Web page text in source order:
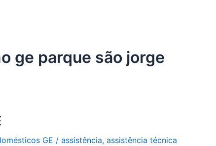
ge parque são jorge
GE / assistência, assistência técnica